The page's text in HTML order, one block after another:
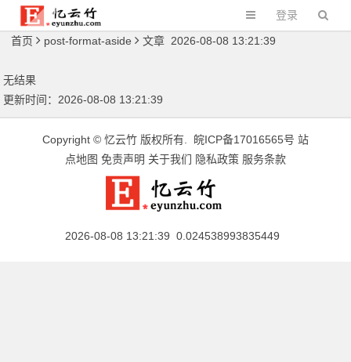
登录
首页 post-format-aside 文章 2026-08-08 13:21:39
无结果
更新时间：2026-08-08 13:21:39
Copyright © 忆云竹 版权所有. 皖ICP备17016565号 站
点地图 免责声明 关于我们 隐私政策 服务条款
2026-08-08 13:21:39 0.024538993835449